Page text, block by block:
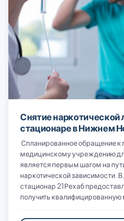
Снятие наркотической
стационаре в Нижнем
Спланированное обращение
медицинскому учреждению
является первым шагом на
наркотической зависимости.
стационар 21Рехаб
получить квалифицированную